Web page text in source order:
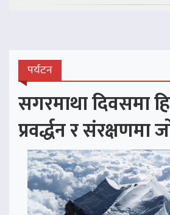
पर्यटन
सगरमाथा दिवसमा
प्रवर्द्धन र संरक्षणमा